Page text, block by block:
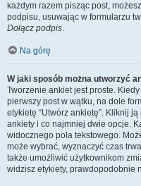
każdym razem pisząc post,
podpisu, usuwając w formularzu
Dołącz podpis.
Na górę
W jaki sposób można utworzyć
Tworzenie ankiet jest proste.
pierwszy post w wątku, na dole
etykietę “Utwórz ankietę”. Kliknij
ankiety i co najmniej dwie opcje.
widocznego pola tekstowego.
może wybrać, wyznaczyć czas
także umożliwić użytkownikom
widzisz etykiety, prawdopodobnie